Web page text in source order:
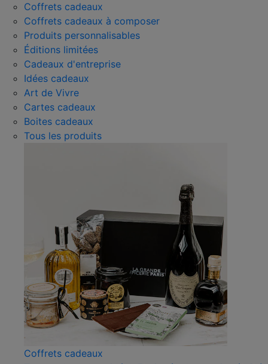
Coffrets cadeaux
Coffrets cadeaux à composer
Produits personnalisables
Éditions limitées
Cadeaux d'entreprise
Idées cadeaux
Art de Vivre
Cartes cadeaux
Boites cadeaux
Tous les produits
Coffrets cadeaux